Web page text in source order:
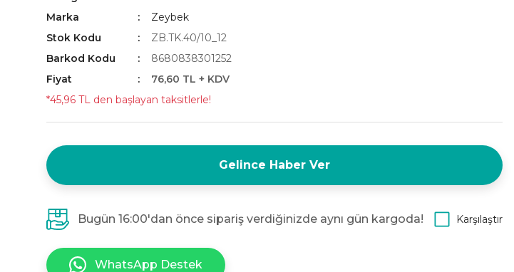
Marka
Zeybek
Stok Kodu
ZB.TK.40/10_12
Barkod Kodu
8680838301252
Fiyat
76,60 TL + KDV
*45,96 TL den başlayan taksitlerle!
Gelince Haber Ver
Bugün 16:00'dan önce sipariş verdiğinizde aynı gün kargoda! Karşılaştır
WhatsApp Destek